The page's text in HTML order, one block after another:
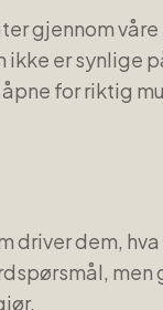
gjennom
er synlige
for riktig
driver dem,
men